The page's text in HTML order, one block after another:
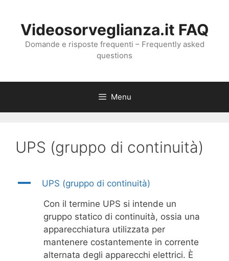
contenutoVideosorveglianza.it FAQ
Domande e risposte frequenti – Frequently asked
questions
Menu
UPS (gruppo di continuità)
A
UPS (gruppo di continuità)
Con il termine UPS si intende un
gruppo statico di continuità, ossia una
apparecchiatura utilizzata per
mantenere costantemente in corrente
alternata degli apparecchi elettrici. È